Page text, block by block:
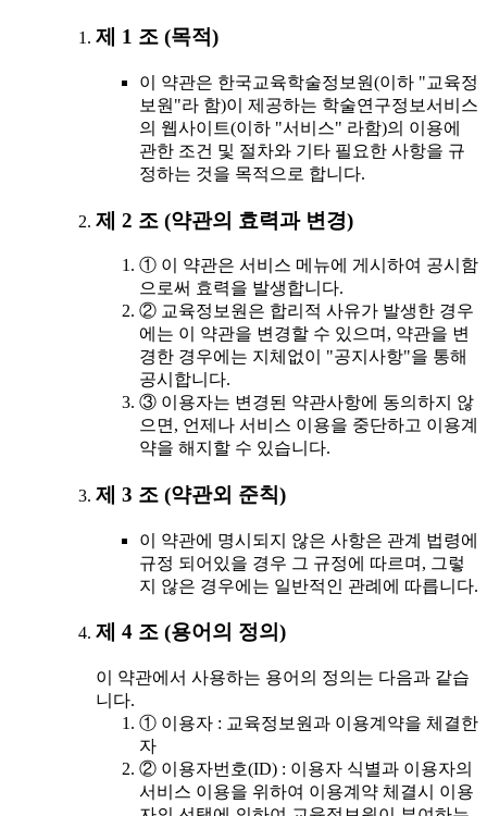
제 1 조 (목적)
이 약관은 한국교육학술정보원(이하 "교육정
보원"라 함)이 제공하는 학술연구정보서비스
의 웹사이트(이하 "서비스" 라함)의 이용에
관한 조건 및 절차와 기타 필요한 사항을 규
정하는 것을 목적으로 합니다.
제 2 조 (약관의 효력과 변경)
① 이 약관은 서비스 메뉴에 게시하여 공시함
으로써 효력을 발생합니다.
② 교육정보원은 합리적 사유가 발생한 경우
에는 이 약관을 변경할 수 있으며, 약관을 변
경한 경우에는 지체없이 "공지사항"을 통해
공시합니다.
③ 이용자는 변경된 약관사항에 동의하지 않
으면, 언제나 서비스 이용을 중단하고 이용계
약을 해지할 수 있습니다.
제 3 조 (약관외 준칙)
이 약관에 명시되지 않은 사항은 관계 법령에
규정 되어있을 경우 그 규정에 따르며, 그렇
지 않은 경우에는 일반적인 관례에 따릅니다.
제 4 조 (용어의 정의)
이 약관에서 사용하는 용어의 정의는 다음과 같습
니다.
① 이용자 : 교육정보원과 이용계약을 체결한
자
② 이용자번호(ID) : 이용자 식별과 이용자의
서비스 이용을 위하여 이용계약 체결시 이용